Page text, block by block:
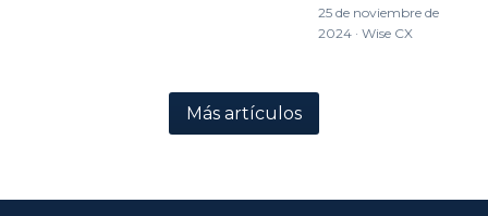
25 de noviembre de
2024 ·Wise CX
Más artículos